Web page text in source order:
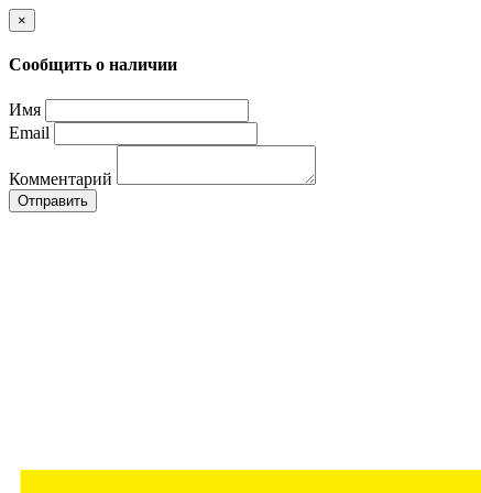
×
Сообщить о наличии
Имя
Email
Комментарий
Отправить